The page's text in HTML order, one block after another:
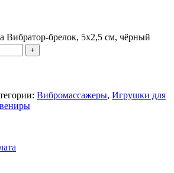
Вибратор-брелок, 5х2,5 см, чёрный
Вибромассажеры, Игрушки для